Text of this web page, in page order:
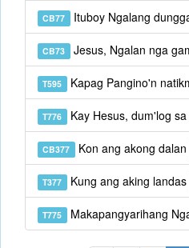
CB77 Ituboy Ngalang
CB73 Jesus, Ngalan nga
T595 Kapag Pangino'n
T776 Kay Hesus, dum'log sa
CB377 Kon ang akong dalan
T377 Kung ang aking landas
T775 Makapangyarihang